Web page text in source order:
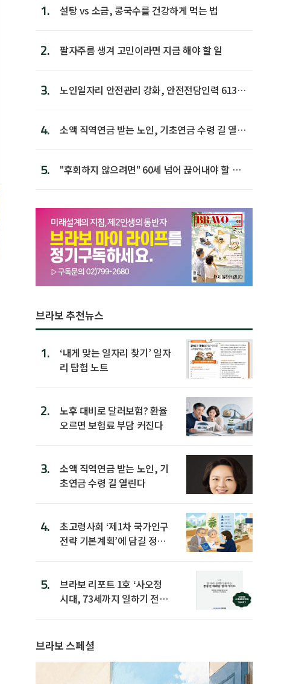
1. 설탕 vs 소금, 콩국수를 건강하게 먹는 법
2. 팔자주름 생겨 고민이라면 지금 해야 할 일
3.
노인일자리 안전관리 강화, 안전전담인력 613명
4.
소액 직역연금 받는 노인, 기초연금 수령 길 열린
5.
"후회하지 않으려면" 60세 넘어 끊어내야 할 사
브라보 추천뉴스
1.
‘내게 맞는 일자리 찾기’ 일자
리 탐험 노트
2.
노후 대비로 달러보험? 환율
오르면 보험료 부담 커진다
3.
소액 직역연금 받는 노인, 기
초연금 수령 길 열린다
4.
초고령사회 ‘제1차 국가인구
전략 기본계획’에 담길 정책
5.
브라보 리포트 1호 ‘사오정
시대, 73세까지 일하기 전략’
브라보 스페셜